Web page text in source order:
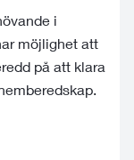
i
möjlighet att
på att klara